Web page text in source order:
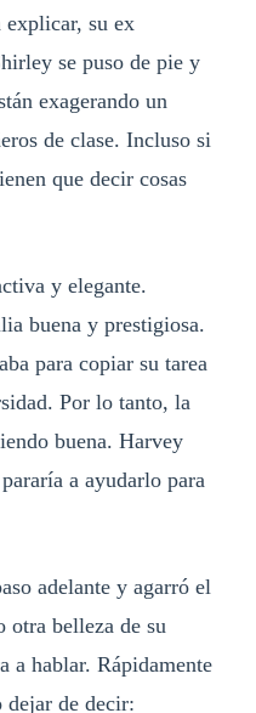
explicar, su ex
se puso de pie y
exagerando un
de clase. Incluso si
que decir cosas
y elegante.
buena y prestigiosa.
para copiar su tarea
Por lo tanto, la
buena. Harvey
a ayudarlo para
adelante y agarró el
otra belleza de su
a hablar. Rápidamente
dejar de decir: